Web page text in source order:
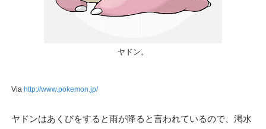
ヤドン。
Via http://www.pokemon.jp/
ヤドンはあくびをすると雨が降ると言われているので、渇水